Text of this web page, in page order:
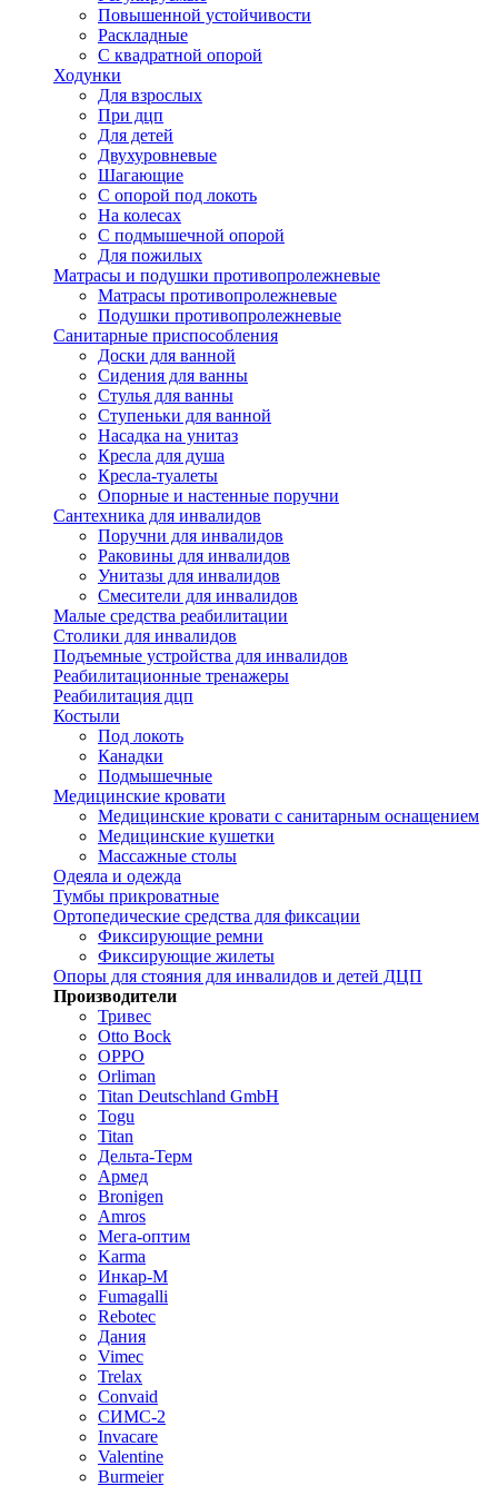
Повышенной устойчивости
Раскладные
С квадратной опорой
Ходунки
Для взрослых
При дцп
Для детей
Двухуровневые
Шагающие
С опорой под локоть
На колесах
С подмышечной опорой
Для пожилых
Матрасы и подушки противопролежневые
Матрасы противопролежневые
Подушки противопролежневые
Санитарные приспособления
Доски для ванной
Сидения для ванны
Стулья для ванны
Ступеньки для ванной
Насадка на унитаз
Кресла для душа
Кресла-туалеты
Опорные и настенные поручни
Сантехника для инвалидов
Поручни для инвалидов
Раковины для инвалидов
Унитазы для инвалидов
Смесители для инвалидов
Малые средства реабилитации
Столики для инвалидов
Подъемные устройства для инвалидов
Реабилитационные тренажеры
Реабилитация дцп
Костыли
Под локоть
Канадки
Подмышечные
Медицинские кровати
Медицинские кровати с санитарным оснащением
Медицинские кушетки
Массажные столы
Одеяла и одежда
Тумбы прикроватные
Ортопедические средства для фиксации
Фиксирующие ремни
Фиксирующие жилеты
Опоры для стояния для инвалидов и детей ДЦП
Производители
Тривес
Otto Bock
OPPO
Orliman
Titan Deutschland GmbH
Togu
Titan
Дельта-Терм
Армед
Bronigen
Amros
Мега-оптим
Karma
Инкар-М
Fumagalli
Rebotec
Дания
Vimec
Trelax
Convaid
СИМС-2
Invacare
Valentine
Burmeier